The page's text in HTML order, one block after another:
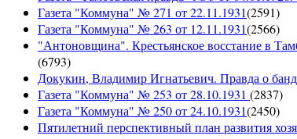
Газета "Коммуна" № 271 от 22.11.1931(2591)
Газета "Коммуна" № 263 от 12.11.1931(2566)
"Антоновщина". Крестьянское восстание в
(6793)
Докукин, Владимир Игнатьевич. Правда о
Газета "Коммуна" № 253 от 28.10.1931 (2837)
Газета "Коммуна" № 250 от 24.10.1931(2450)
Пятилетний перспективный план развития